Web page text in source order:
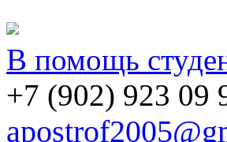
В помощь
+7 (902) 923 09